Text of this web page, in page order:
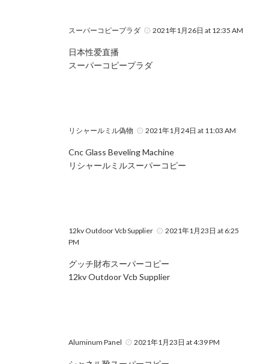
スーパーコピープラダ 2021年1月26日 at 12:35 AM
日本性爱直播
スーパーコピープラダ
リシャールミル偽物 2021年1月24日 at 11:03 AM
Cnc Glass Beveling Machine
リシャールミルスーパーコピー
12kv Outdoor Vcb Supplier
2021年1月23日 at 6:25
PM
グッチ財布スーパーコピー
12kv Outdoor Vcb Supplier
Aluminum Panel 2021年1月23日 at 4:39 PM